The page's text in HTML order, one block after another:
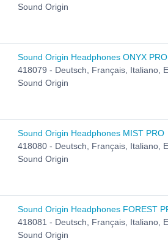
Sound Origin
Sound Origin Headphones ONYX PRO
418079 - Deutsch, Français, Italiano,
Sound Origin
Sound Origin Headphones MIST PRO
418080 - Deutsch, Français, Italiano,
Sound Origin
Sound Origin Headphones FOREST
418081 - Deutsch, Français, Italiano,
Sound Origin